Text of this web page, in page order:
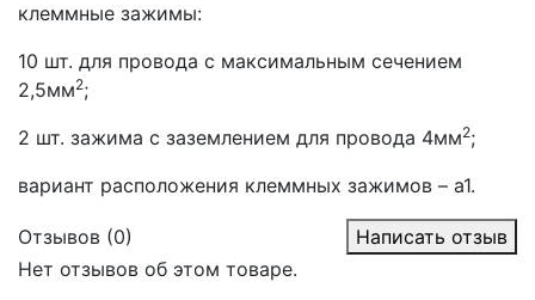
клеммные зажимы:
10 шт. для провода с максимальным сечением
2,5мм2;
2 шт. зажима с заземлением для провода 4мм2;
вариант расположения клеммных зажимов – а1.
Отзывов (0)
Написать отзыв
Нет отзывов об этом товаре.